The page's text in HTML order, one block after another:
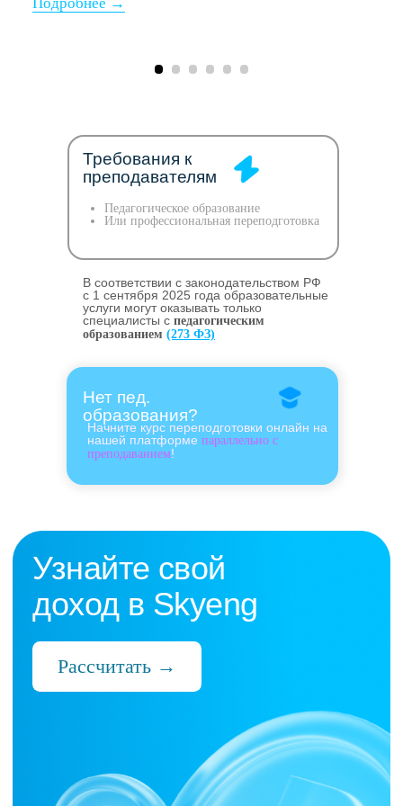
Педагогическое образование
Или профессиональная переподготовка
В соответствии с законодательством РФ
c 1 сентября 2025 года образовательные
услуги могут оказывать только
специалисты с педагогическим
образованием (273 ФЗ)
Начните курс переподготовки онлайн на
нашей платформе параллельно с
преподаванием!
Требования к
преподавателям
Нет пед.
образования?
Нас выбрали 10 000+
которые ценят:
Время
Готовые планы и материалы, онлайн-
платформа с автопроверкой заданий,
поддержка 24/7 и никакой бюрократии
Деньги
без штрафов и переработок, скрытых
условий и неприятных сюрпризов
Уважение к преподавателю и его